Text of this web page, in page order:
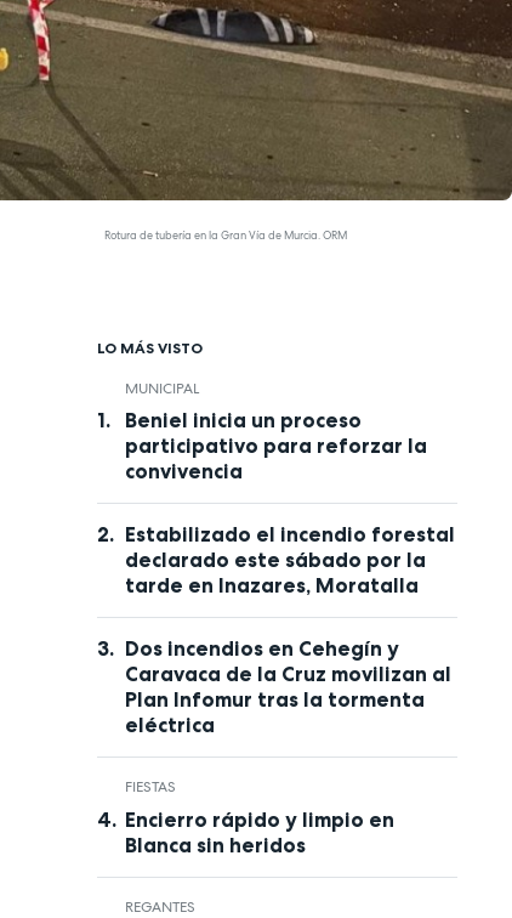
Rotura de tubería en la Gran Vía de Murcia. ORM
LO MÁS VISTO
MUNICIPAL
Beniel inicia un proceso
participativo para reforzar la
convivencia
Estabilizado el incendio forestal
declarado este sábado por la
tarde en Inazares, Moratalla
Dos incendios en Cehegín y
Caravaca de la Cruz movilizan al
Plan Infomur tras la tormenta
eléctrica
FIESTAS
Encierro rápido y limpio en
Blanca sin heridos
REGANTES